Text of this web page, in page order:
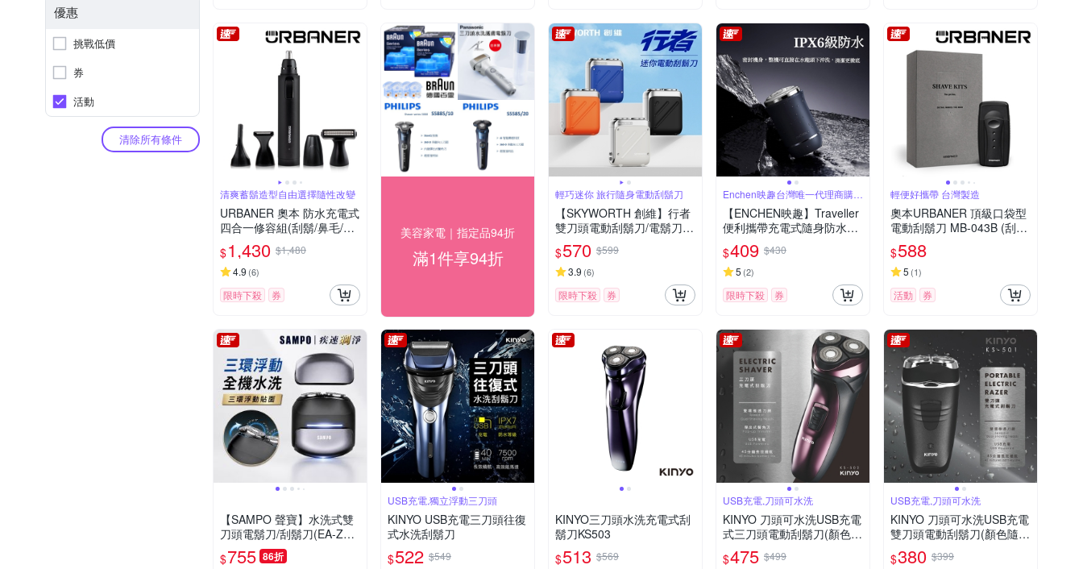
優惠
挑戰低價
券
活動
清除所有條件
清爽蓄鬍造型自由選擇隨性改變
URBANER 奧本 防水充電式
四合一修容組(刮鬍/鼻毛/修
鬍/修容刀) MB-990 (電動刮
鬍刀/電動鼻毛刀/電動鼻毛
剪/鼻毛/鼻毛修剪器/電動鼻
毛修剪器/修鬍刀)
$1,430 $1,480
4.9 (6)
限時下殺 券
美容家電｜指定品94折
滿1件享94折
輕巧迷你 旅行隨身電動刮鬍刀
【SKYWORTH 創維】行者
雙刀頭電動刮鬍刀/電鬍刀
台灣公司貨(充電式/IPX7防
水/全機水洗/磁吸刀頭)
$570 $599
3.9 (6)
限時下殺 券
Enchen映趣台灣唯一代理商購買
【ENCHEN映趣】Traveller
便利攜帶充電式隨身防水電
動刮鬍刀
$409 $430
5 (2)
限時下殺 券
輕便好攜帶 台灣製造
奧本URBANER 頂級口袋型
電動刮鬍刀 MB-043B (刮鬍
刀/電鬍刀)
$588
5 (1)
活動 券
【SAMPO 聲寶】水洗式雙
刀頭電鬍刀/刮鬍刀(EA-Z26
24WL)
$755 86折
USB充電,獨立浮動三刀頭
KINYO USB充電三刀頭往復
式水洗刮鬍刀
$522 $549
KINYO三刀頭水洗充電式刮
鬍刀KS503
$513 $569
USB充電,刀頭可水洗
KINYO 刀頭可水洗USB充電
式三刀頭電動刮鬍刀(顏色隨
機)
$475 $499
USB充電,刀頭可水洗
KINYO 刀頭可水洗USB充電
雙刀頭電動刮鬍刀(顏色隨
機)
$380 $399